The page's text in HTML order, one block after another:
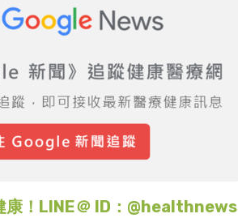
康！LINE＠ ID：@healthnews